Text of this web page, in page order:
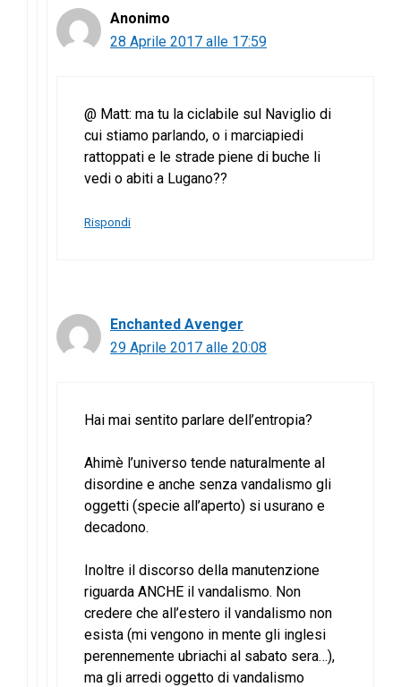
Anonimo
28 Aprile 2017 alle 17:59
@ Matt: ma tu la ciclabile sul Naviglio di
cui stiamo parlando, o i marciapiedi
rattoppati e le strade piene di buche li
vedi o abiti a Lugano??
Rispondi
Enchanted Avenger
29 Aprile 2017 alle 20:08
Hai mai sentito parlare dell’entropia?
Ahimè l’universo tende naturalmente al
disordine e anche senza vandalismo gli
oggetti (specie all’aperto) si usurano e
decadono.
Inoltre il discorso della manutenzione
riguarda ANCHE il vandalismo. Non
credere che all’estero il vandalismo non
esista (mi vengono in mente gli inglesi
perennemente ubriachi al sabato sera…),
ma gli arredi oggetto di vandalismo